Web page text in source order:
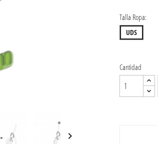

Talla Ropa:
UDS
Cantidad